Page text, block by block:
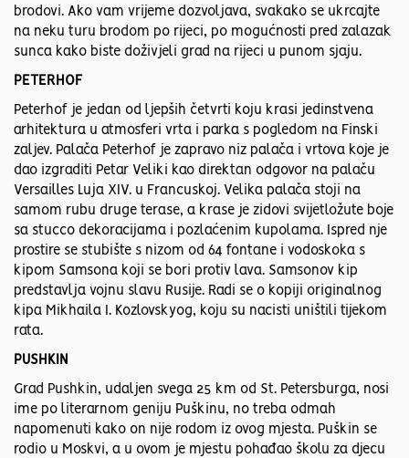
brodovi. Ako vam vrijeme dozvoljava, svakako se ukrcajte
na neku turu brodom po rijeci, po mogućnosti pred zalazak
sunca kako biste doživjeli grad na rijeci u punom sjaju.
PETERHOF
Peterhof je jedan od ljepših četvrti koju krasi jedinstvena
arhitektura u atmosferi vrta i parka s pogledom na Finski
zaljev. Palača Peterhof je zapravo niz palača i vrtova koje je
dao izgraditi Petar Veliki kao direktan odgovor na palaču
Versailles Luja XIV. u Francuskoj. Velika palača stoji na
samom rubu druge terase, a krase je zidovi svijetložute boje
sa stucco dekoracijama i pozlaćenim kupolama. Ispred nje
prostire se stubište s nizom od 64 fontane i vodoskoka s
kipom Samsona koji se bori protiv lava. Samsonov kip
predstavlja vojnu slavu Rusije. Radi se o kopiji originalnog
kipa Mikhaila I. Kozlovskyog, koju su nacisti uništili tijekom
rata.
PUSHKIN
Grad Pushkin, udaljen svega 25 km od St. Petersburga, nosi
ime po literarnom geniju Puškinu, no treba odmah
napomenuti kako on nije rodom iz ovog mjesta. Puškin se
rodio u Moskvi, a u ovom je mjestu pohađao školu za djecu